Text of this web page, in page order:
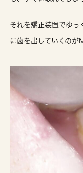
それを矯正装置でゆっ
に歯を出していくのが